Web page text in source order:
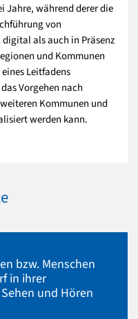
Jahre, während derer die
von
als auch in Präsenz
und Kommunen
Leitfadens
Vorgehen nach
Kommunen und
werden kann.
bzw. Menschen
in ihrer
und Hören